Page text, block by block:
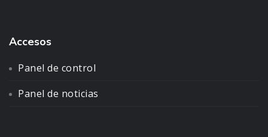
Accesos
Panel de control
Panel de noticias